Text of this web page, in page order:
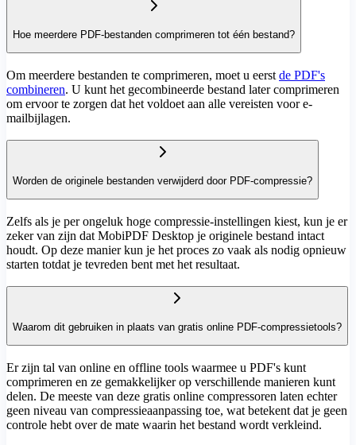
Hoe meerdere PDF-bestanden comprimeren tot één bestand?
Om meerdere bestanden te comprimeren, moet u eerst de PDF's
combineren. U kunt het gecombineerde bestand later comprimeren
om ervoor te zorgen dat het voldoet aan alle vereisten voor e-
mailbijlagen.
Worden de originele bestanden verwijderd door PDF-compressie?
Zelfs als je per ongeluk hoge compressie-instellingen kiest, kun je er
zeker van zijn dat MobiPDF Desktop je originele bestand intact
houdt. Op deze manier kun je het proces zo vaak als nodig opnieuw
starten totdat je tevreden bent met het resultaat.
Waarom dit gebruiken in plaats van gratis online PDF-compressietools?
Er zijn tal van online en offline tools waarmee u PDF's kunt
comprimeren en ze gemakkelijker op verschillende manieren kunt
delen. De meeste van deze gratis online compressoren laten echter
geen niveau van compressieaanpassing toe, wat betekent dat je geen
controle hebt over de mate waarin het bestand wordt verkleind.